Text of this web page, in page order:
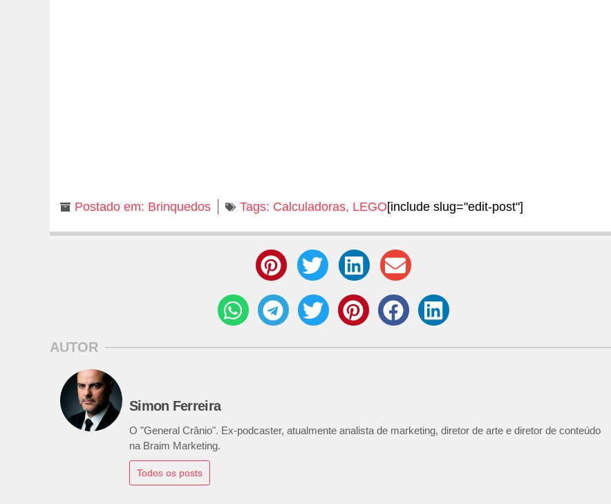
Postado em: Brinquedos Tags: Calculadoras, LEGO[include slug="edit-post"]
AUTOR
Simon Ferreira
O "General Crânio". Ex-podcaster, atualmente analista de marketing, diretor de arte e diretor de conteúdo
na Braim Marketing.
Todos os posts